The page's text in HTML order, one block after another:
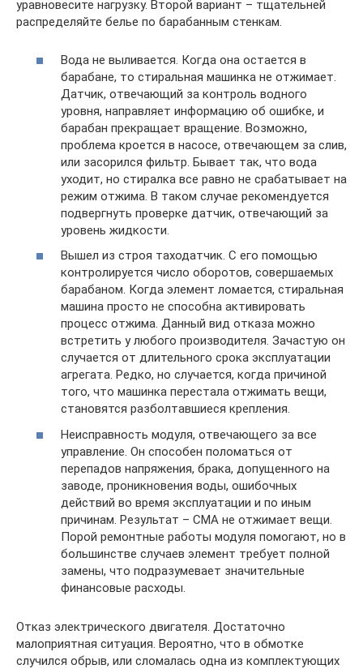
уравновесите нагрузку. Второй вариант – тщательней
распределяйте белье по барабанным стенкам.
Вода не выливается. Когда она остается в
барабане, то стиральная машинка не отжимает.
Датчик, отвечающий за контроль водного
уровня, направляет информацию об ошибке, и
барабан прекращает вращение. Возможно,
проблема кроется в насосе, отвечающем за слив,
или засорился фильтр. Бывает так, что вода
уходит, но стиралка все равно не срабатывает на
режим отжима. В таком случае рекомендуется
подвергнуть проверке датчик, отвечающий за
уровень жидкости.
Вышел из строя таходатчик. С его помощью
контролируется число оборотов, совершаемых
барабаном. Когда элемент ломается, стиральная
машина просто не способна активировать
процесс отжима. Данный вид отказа можно
встретить у любого производителя. Зачастую он
случается от длительного срока эксплуатации
агрегата. Редко, но случается, когда причиной
того, что машинка перестала отжимать вещи,
становятся разболтавшиеся крепления.
Неисправность модуля, отвечающего за все
управление. Он способен поломаться от
перепадов напряжения, брака, допущенного на
заводе, проникновения воды, ошибочных
действий во время эксплуатации и по иным
причинам. Результат – СМА не отжимает вещи.
Порой ремонтные работы модуля помогают, но в
большинстве случаев элемент требует полной
замены, что подразумевает значительные
финансовые расходы.
Отказ электрического двигателя. Достаточно
малоприятная ситуация. Вероятно, что в обмотке
случился обрыв, или сломалась одна из комплектующих